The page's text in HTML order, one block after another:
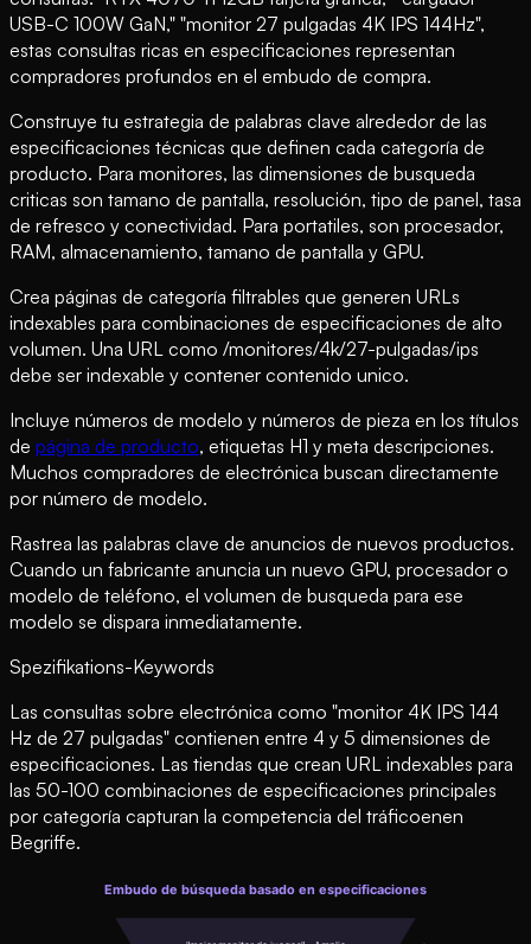
USB-C 100W GaN," "monitor 27 pulgadas 4K IPS 144Hz",
estas consultas ricas en especificaciones representan
compradores profundos en el embudo de compra.
Construye tu estrategia de palabras clave alrededor de las
especificaciones técnicas que definen cada categoría de
producto. Para monitores, las dimensiones de busqueda
criticas son tamano de pantalla, resolución, tipo de panel, tasa
de refresco y conectividad. Para portatiles, son procesador,
RAM, almacenamiento, tamano de pantalla y GPU.
Crea páginas de categoría filtrables que generen URLs
indexables para combinaciones de especificaciones de alto
volumen. Una URL como /monitores/4k/27-pulgadas/ips
debe ser indexable y contener contenido unico.
Incluye números de modelo y números de pieza en los títulos
de página de producto, etiquetas H1 y meta descripciones.
Muchos compradores de electrónica buscan directamente
por número de modelo.
Rastrea las palabras clave de anuncios de nuevos productos.
Cuando un fabricante anuncia un nuevo GPU, procesador o
modelo de teléfono, el volumen de busqueda para ese
modelo se dispara inmediatamente.
Spezifikations-Keywords
Las consultas sobre electrónica como "monitor 4K IPS 144
Hz de 27 pulgadas" contienen entre 4 y 5 dimensiones de
especificaciones. Las tiendas que crean URL indexables para
las 50-100 combinaciones de especificaciones principales
por categoría capturan la competencia del tráficoenen
Begriffe.